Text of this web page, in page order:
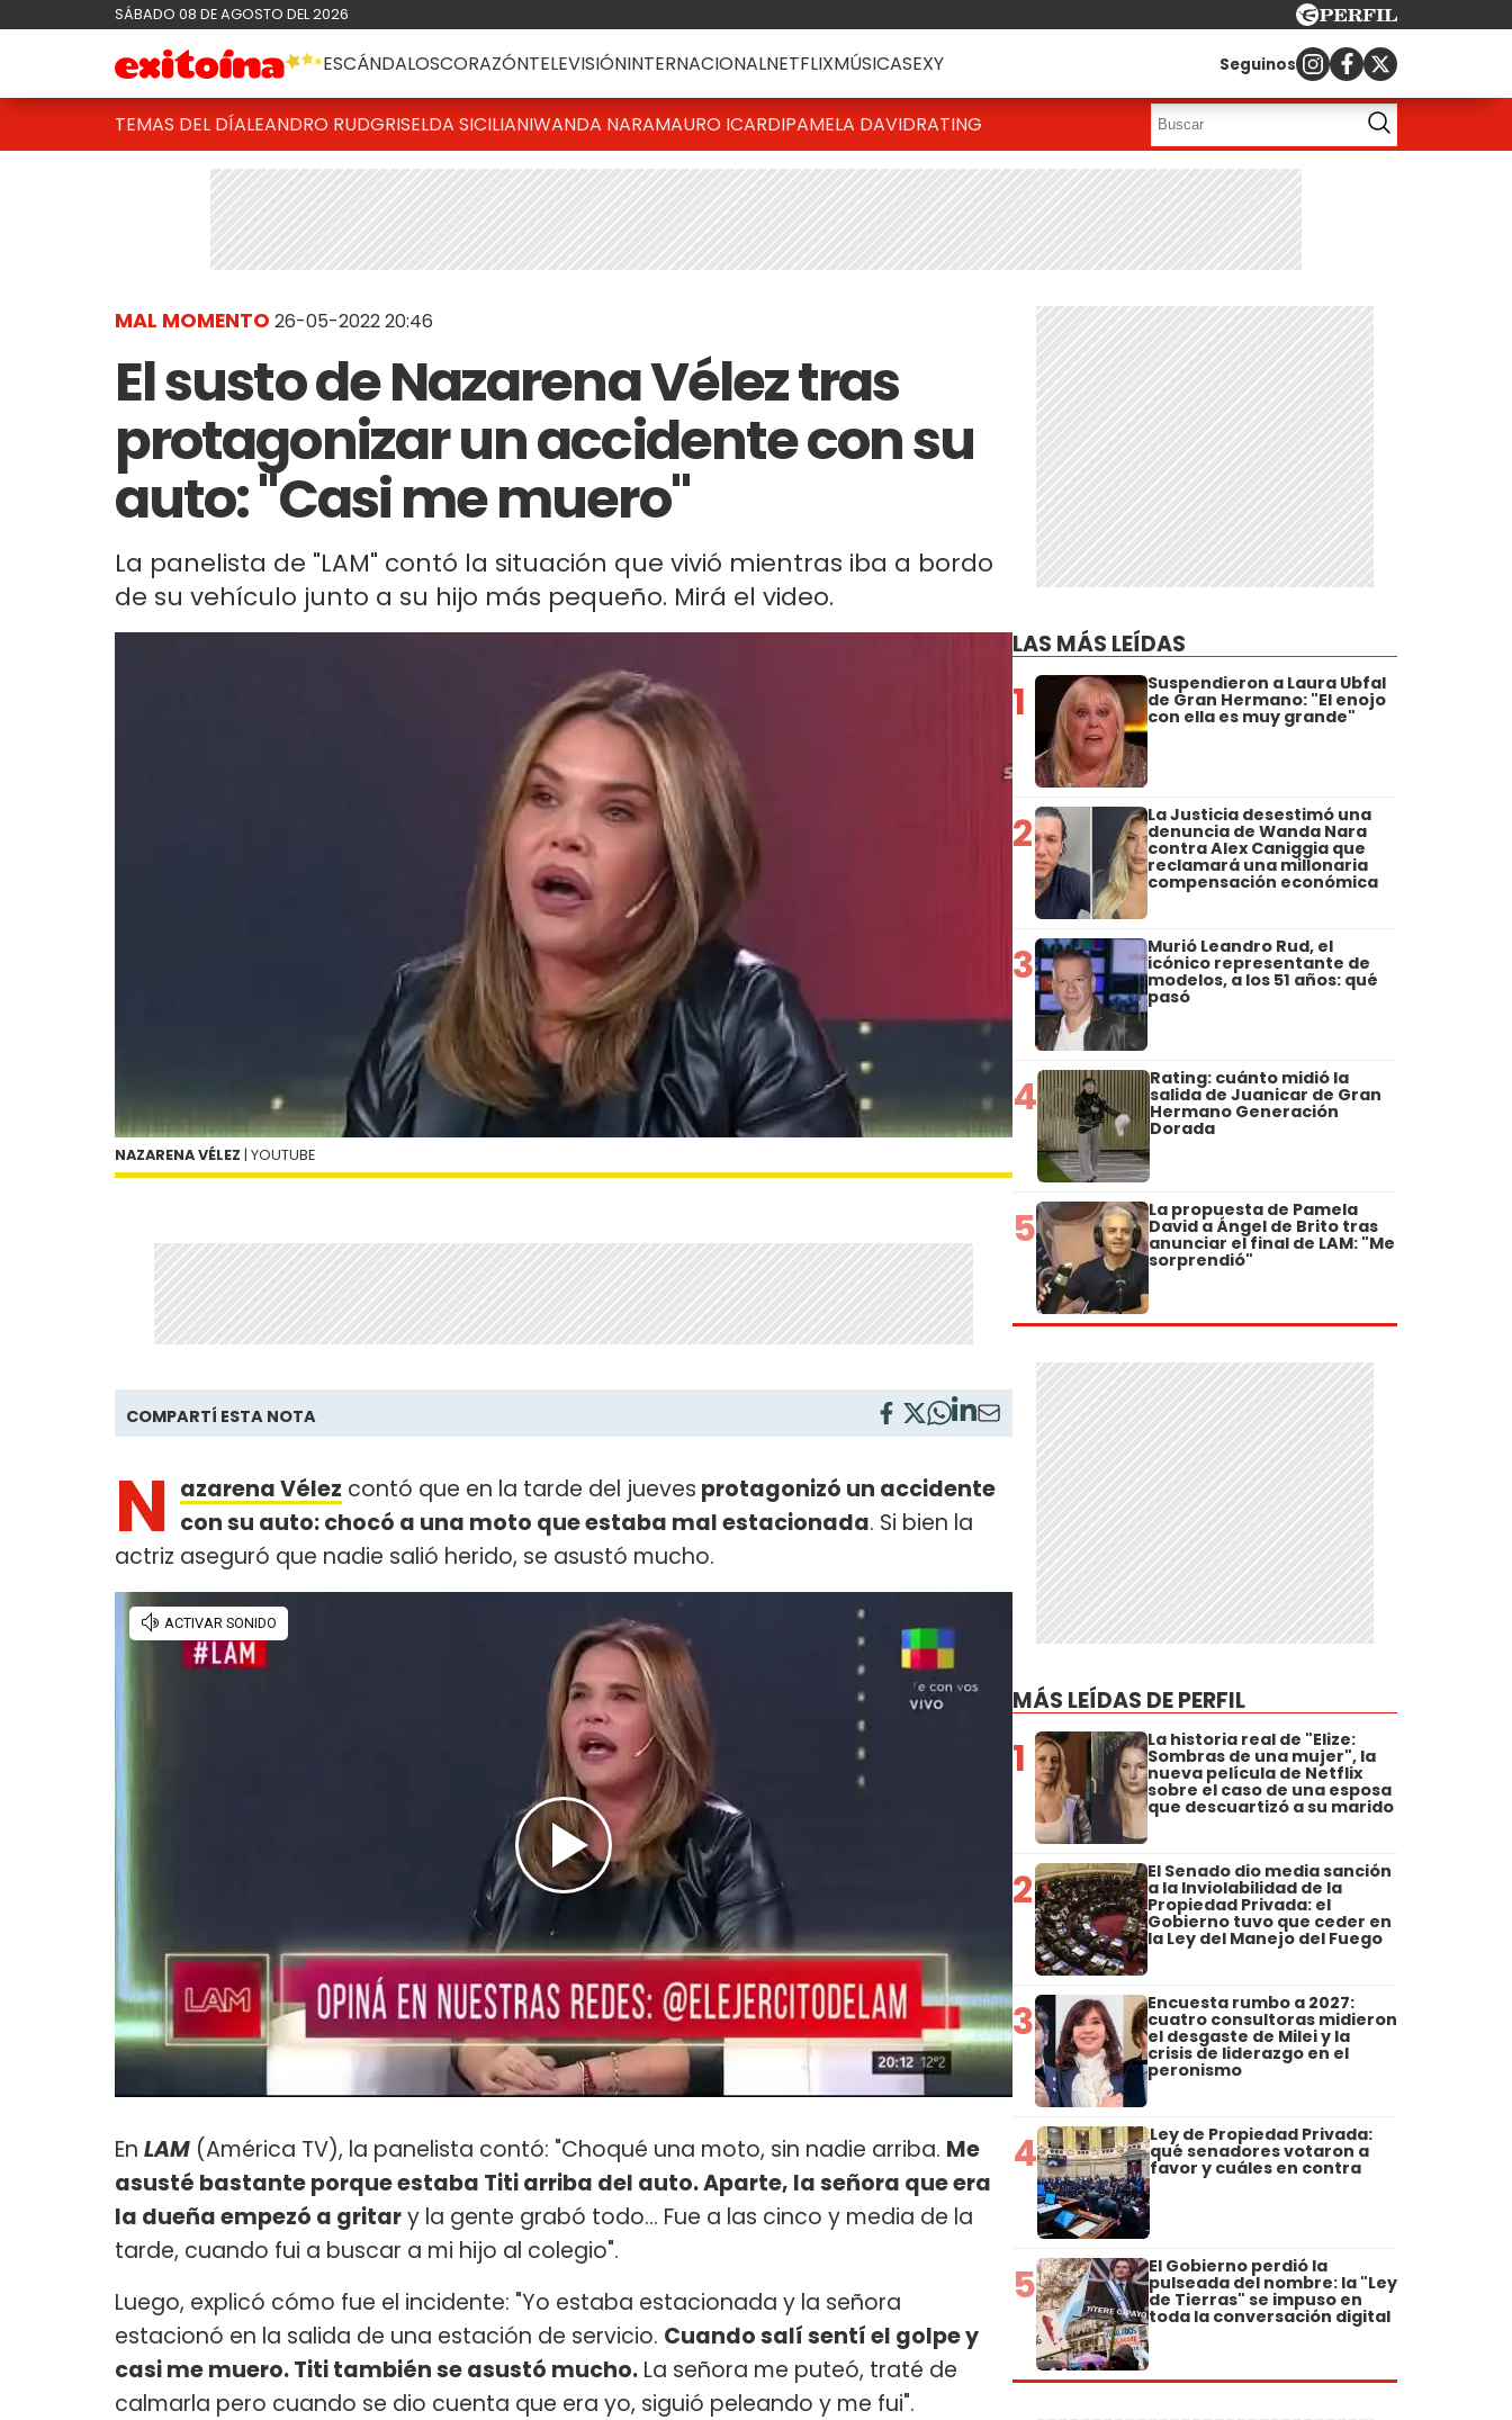
SÁBADO 08 DE AGOSTO DEL 2026
ESCÁNDALOSCORAZÓNTELEVISIÓNINTERNACIONALNETFLIXMÚSICASEXY Seguinos
TEMAS DEL DÍALEANDRO RUDGRISELDA SICILIANIWANDA NARAMAURO ICARDIPAMELA DAVIDRATING
MAL MOMENTO 26-05-2022 20:46
El susto de Nazarena Vélez tras
protagonizar un accidente con su
auto: "Casi me muero"
La panelista de "LAM" contó la situación que vivió mientras iba a bordo
de su vehículo junto a su hijo más pequeño. Mirá el video.
NAZARENA VÉLEZ | YOUTUBE
COMPARTÍ ESTA NOTA
N azarena Vélez contó que en la tarde del jueves protagonizó un accidente
con su auto: chocó a una moto que estaba mal estacionada. Si bien la
actriz aseguró que nadie salió herido, se asustó mucho.
En LAM (América TV), la panelista contó: "Choqué una moto, sin nadie arriba. Me
asusté bastante porque estaba Titi arriba del auto. Aparte, la señora que era
la dueña empezó a gritary la gente grabó todo... Fue a las cinco y media de la
tarde, cuando fui a buscar a mi hijo al colegio".
Luego, explicó cómo fue el incidente: "Yo estaba estacionada y la señora
estacionó en la salida de una estación de servicio. Cuando salí sentí el golpe y
casi me muero. Titi también se asustó mucho. La señora me puteó, traté de
calmarla pero cuando se dio cuenta que era yo, siguió peleando y me fui".
LAS MÁS LEÍDAS
1 Suspendieron a Laura Ubfal
de Gran Hermano: "El enojo
con ella es muy grande"
2 La Justicia desestimó una
denuncia de Wanda Nara
contra Alex Caniggia que
reclamará una millonaria
compensación económica
3 Murió Leandro Rud, el
icónico representante de
modelos, a los 51 años: qué
pasó
4 Rating: cuánto midió la
salida de Juanicar de Gran
Hermano Generación
Dorada
5 La propuesta de Pamela
David a Ángel de Brito tras
anunciar el final de LAM: "Me
sorprendió"
MÁS LEÍDAS DE PERFIL
1 La historia real de "Elize:
Sombras de una mujer", la
nueva película de Netflix
sobre el caso de una esposa
que descuartizó a su marido
2 El Senado dio media sanción
a la Inviolabilidad de la
Propiedad Privada: el
Gobierno tuvo que ceder en
la Ley del Manejo del Fuego
3 Encuesta rumbo a 2027:
cuatro consultoras midieron
el desgaste de Milei y la
crisis de liderazgo en el
peronismo
4 Ley de Propiedad Privada:
qué senadores votaron a
favor y cuáles en contra
5 El Gobierno perdió la
pulseada del nombre: la "Ley
de Tierras" se impuso en
toda la conversación digital